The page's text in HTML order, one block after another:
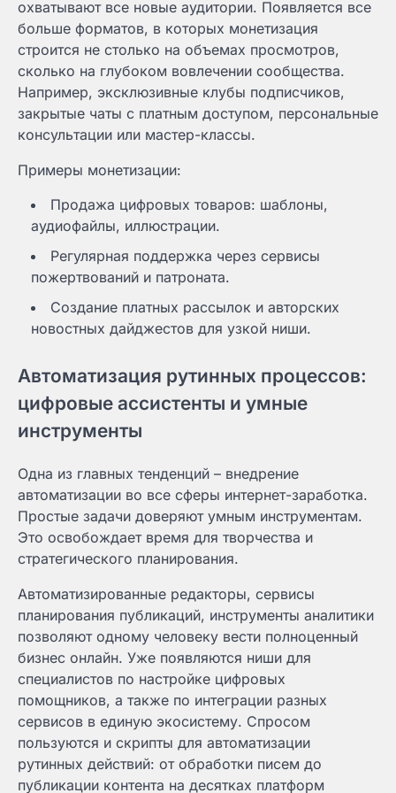
охватывают все новые аудитории. Появляется все
больше форматов, в которых монетизация
строится не столько на объемах просмотров,
сколько на глубоком вовлечении сообщества.
Например, эксклюзивные клубы подписчиков,
закрытые чаты с платным доступом, персональные
консультации или мастер-классы.
Примеры монетизации:
Продажа цифровых товаров: шаблоны,
аудиофайлы, иллюстрации.
Регулярная поддержка через сервисы
пожертвований и патроната.
Создание платных рассылок и авторских
новостных дайджестов для узкой ниши.
Автоматизация рутинных процессов:
цифровые ассистенты и умные
инструменты
Одна из главных тенденций – внедрение
автоматизации во все сферы интернет-заработка.
Простые задачи доверяют умным инструментам.
Это освобождает время для творчества и
стратегического планирования.
Автоматизированные редакторы, сервисы
планирования публикаций, инструменты аналитики
позволяют одному человеку вести полноценный
бизнес онлайн. Уже появляются ниши для
специалистов по настройке цифровых
помощников, а также по интеграции разных
сервисов в единую экосистему. Спросом
пользуются и скрипты для автоматизации
рутинных действий: от обработки писем до
публикации контента на десятках платформ